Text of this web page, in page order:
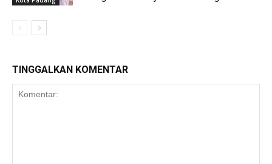
TINGGALKAN KOMENTAR